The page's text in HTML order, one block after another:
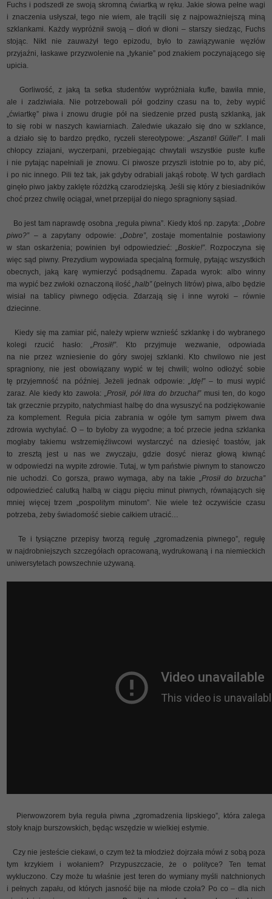
Fuchs i podszedł ze swoją skromną ćwiartką w ręku. Jakie słowa pełne wagi
i znaczenia usłyszał, tego nie wiem, ale trącili się z najpoważniejszą miną
szklankami. Każdy wypróżnił swoją – dłoń w dłoni – starszy siedząc, Fuchs
stojąc. Nikt nie zauważył tego epizodu, było to zawiązywanie węzłów
przyjaźni, łaskawe przyzwolenie na „tykanie” pod znakiem poczynającego się
upicia.
Gorliwość, z jaką ta setka studentów wypróżniała kufle, bawiła mnie,
ale i zadziwiała. Nie potrzebowali pół godziny czasu na to, żeby wypić
„ćwiartkę” piwa i znowu drugie pół na siedzenie przed pustą szklanką, jak
to się robi w naszych kawiarniach. Zaledwie ukazało się dno w szklance,
a działo się to bardzo prędko, ryczeli stereotypowe:„Aszanti! Gülle!”. I mali
chłopcy zziajani, wyczerpani, przebiegając chwytali wszystkie puste kufle
i nie pytając napełniali je znowu. Ci piwosze przyszli istotnie po to, aby pić,
i po nic innego. Pili też tak, jak gdyby odrabiali jakąś robotę. W tych gardłach
ginęło piwo jakby zaklęte różdżką czarodziejską. Jeśli się który z biesiadników
choć przez chwilę ociągał, wnet przepijał do niego spragniony sąsiad.
Bo jest tam naprawdę osobna „reguła piwna”. Kiedy ktoś np. zapyta: „Dobre
piwo?”– a zapytany odpowie: „Dobre”, zostaje momentalnie postawiony
w stan oskarżenia; powinien był odpowiedzieć:„Boskie!”. Rozpoczyna się
więc sąd piwny. Prezydium wypowiada specjalną formułę, pytając wszystkich
obecnych, jaką karę wymierzyć podsądnemu. Zapada wyrok: albo winny
ma wypić bez zwłoki oznaczoną ilość„halb”(pełnych litrów) piwa, albo będzie
wisiał na tablicy piwnego odjęcia. Zdarzają się i inne wyroki – równie
dziecinne.
Kiedy się ma zamiar pić, należy wpierw wznieść szklankę i do wybranego
kolegi rzucić hasło: „Prosił!”. Kto przyjmuje wezwanie, odpowiada
na nie przez wzniesienie do góry swojej szklanki. Kto chwilowo nie jest
spragniony, nie jest obowiązany wypić w tej chwili; wolno odłożyć sobie
tę przyjemność na później. Jeżeli jednak odpowie: „Idę!” –to musi wypić
zaraz. Ale kiedy kto zawoła: „Prosił, pół litra do brzucha!” musi ten, do kogo
tak grzecznie przypito, natychmiast halbę do dna wysuszyć na podziękowanie
za komplement. Reguła picia zabrania w ogóle tym samym piwem dwa
zdrowia wychylać. O – to byłoby za wygodne; a toć przecie jedna szklanka
mogłaby takiemu wstrzemięźliwcowi wystarczyć na dziesięć toastów, jak
to zresztą jest u nas we zwyczaju, gdzie dosyć nieraz głową kiwnąć
w odpowiedzi na wypite zdrowie. Tutaj, w tym państwie piwnym to stanowczo
nie uchodzi. Co gorsza, prawo wymaga, aby na takie „Prosił do brzucha”
odpowiedzieć calutką halbą w ciągu pięciu minut piwnych, równających się
mniej więcej trzem „pospolitym minutom”. Nie wiele też oczywiście czasu
potrzeba, żeby świadomość siebie całkiem utracić…
Te i tysiączne przepisy tworzą regułę „zgromadzenia piwnego”, regułę
w najdrobniejszych szczegółach opracowaną, wydrukowaną i na niemieckich
uniwersytetach powszechnie używaną.
Pierwowzorem była reguła piwna „zgromadzenia lipskiego”, która zalega
stoły knajp burszowskich, będąc wszędzie w wielkiej estymie.
Czy nie jesteście ciekawi, o czym też ta młodzież dojrzała mówi z sobą poza
tym krzykiem i wołaniem? Przypuszczacie, że o polityce? Ten temat
wykluczono. Czy może tu właśnie jest teren do wymiany myśli natchnionych
i pełnych zapału, od których jasność bije na młode czoła? Po co – dla nich